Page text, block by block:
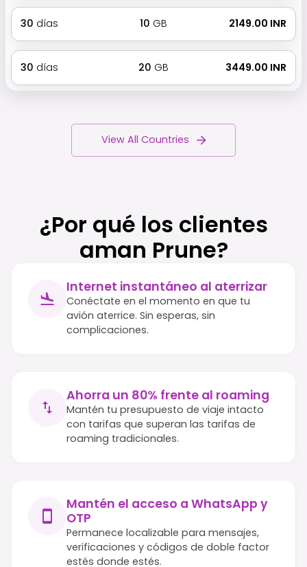
30 días 10 GB ₹ 2149.00 INR
30 días 20 GB ₹ 3449.00 INR
View All Countries
¿Por qué los clientes
aman Prune?
Internet instantáneo al aterrizar
Conéctate en el momento en que tu
avión aterrice. Sin esperas, sin
complicaciones.
Ahorra un 80% frente al roaming
Mantén tu presupuesto de viaje intacto
con tarifas que superan las tarifas de
roaming tradicionales.
Mantén el acceso a WhatsApp y
OTP
Permanece localizable para mensajes,
verificaciones y códigos de doble factor
estés donde estés.